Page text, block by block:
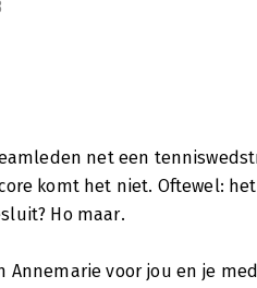
net een
komt het niet. Oftewel:
Ho maar.
Annemarie voor jou en je